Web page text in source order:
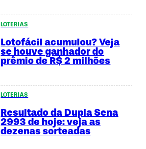
LOTERIAS
Lotofácil acumulou? Veja
se houve ganhador do
prêmio de R$ 2 milhões
LOTERIAS
Resultado da Dupla Sena
2993 de hoje: veja as
dezenas sorteadas